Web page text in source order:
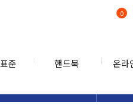
준 핸드북 온라
0